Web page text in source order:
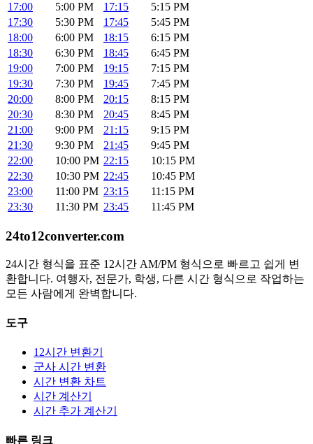
17:00
5:00 PM 17:15
5:15 PM
17:30
5:30 PM 17:45
5:45 PM
18:00
6:00 PM 18:15
6:15 PM
18:30
6:30 PM 18:45
6:45 PM
19:00
7:00 PM 19:15
7:15 PM
19:30
7:30 PM 19:45
7:45 PM
20:00
8:00 PM 20:15
8:15 PM
20:30
8:30 PM 20:45
8:45 PM
21:00
9:00 PM 21:15
9:15 PM
21:30
9:30 PM 21:45
9:45 PM
22:00
10:00 PM 22:15
10:15 PM
22:30
10:30 PM 22:45
10:45 PM
23:00
11:00 PM 23:15
11:15 PM
23:30
11:30 PM 23:45 11:45 PM
24to12converter.com
24시간 형식을 표준 12시간 AM/PM 형식으로 빠르고 쉽게 변
환합니다. 여행자, 전문가, 학생, 다른 시간 형식으로 작업하는
모든 사람에게 완벽합니다.
도구
12시간 변환기
군사 시간 변환
시간 변환 차트
시간 계산기
시간 추가 계산기
빠른 링크